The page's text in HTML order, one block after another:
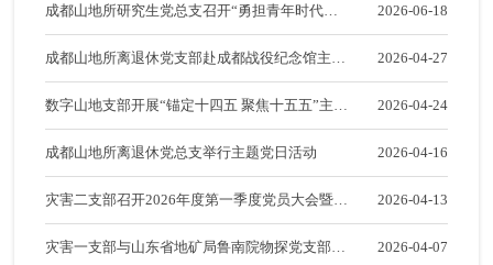
党建要闻
支部动态
党风廉政
群团统战
列主题教育学习活动
成都山地所研究生党总支召开“勇担青年时代使
命，聚力奋进‘十五五’”主题教育学习大会
2026-06-18
成都山地所离退休党支部赴成都战役纪念馆主题
党日活动
2026-04-27
数字山地支部开展“锚定十四五 聚焦十五五”主题
党日活动
2026-04-24
成都山地所离退休党总支举行主题党日活动 2026-04-16
灾害二支部召开2026年度第一季度党员大会暨
2025年度组织生活会
2026-04-13
灾害一支部与山东省地矿局鲁南院物探党支部联 2026-04-07